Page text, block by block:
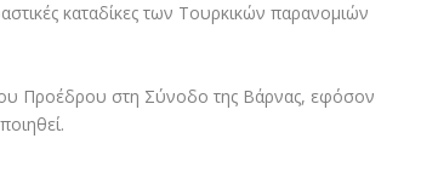
καταδίκες των Τουρκικών παρανομιών
Προέδρου στη Σύνοδο της Βάρνας, εφόσον